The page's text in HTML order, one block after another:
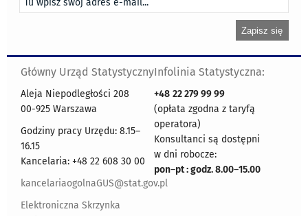
Główny Urząd Statystyczny
Aleja Niepodległości 208
00-925 Warszawa
Godziny pracy Urzędu: 8.15–
16.15
Kancelaria: +48 22 608 30 00
kancelariaogolnaGUS@stat.gov.pl
Elektroniczna Skrzynka
Infolinia Statystyczna:
+48 22 279 99 99
(opłata zgodna z taryfą
operatora)
Konsultanci są dostępni
w dni robocze:
pon–pt : godz. 8.00–15.00